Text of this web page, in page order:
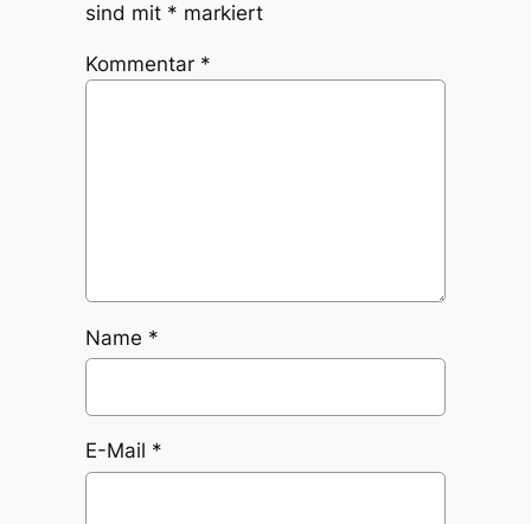
sind mit * markiert
Kommentar *
Name *
E-Mail *